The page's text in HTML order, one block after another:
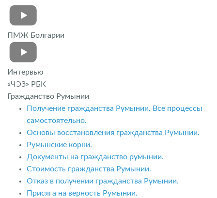
ПМЖ Болгарии
Интервью
«ЧЭЗ» РБК
Гражданство Румынии
Получение гражданства Румынии. Все процессы
самостоятельно.
Основы восстановления гражданства Румынии.
Румынские корни.
Документы на гражданство румынии.
Стоимость гражданства Румынии.
Отказ в получении гражданства Румынии.
Присяга на верность Румынии.